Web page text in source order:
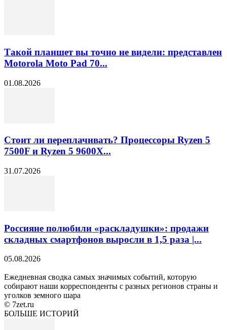
Такой планшет вы точно не видели: представлен
Motorola Moto Pad 70...
01.08.2026
Стоит ли переплачивать? Процессоры Ryzen 5
7500F и Ryzen 5 9600X...
31.07.2026
Россияне полюбили «раскладушки»: продажи
складных смартфонов выросли в 1,5 раза |...
05.08.2026
Ежедневная сводка самых значимых событий, которую
собирают наши корреспонденты с разных регионов страны и
уголков земного шара
© 7zet.ru
БОЛЬШЕ ИСТОРИЙ